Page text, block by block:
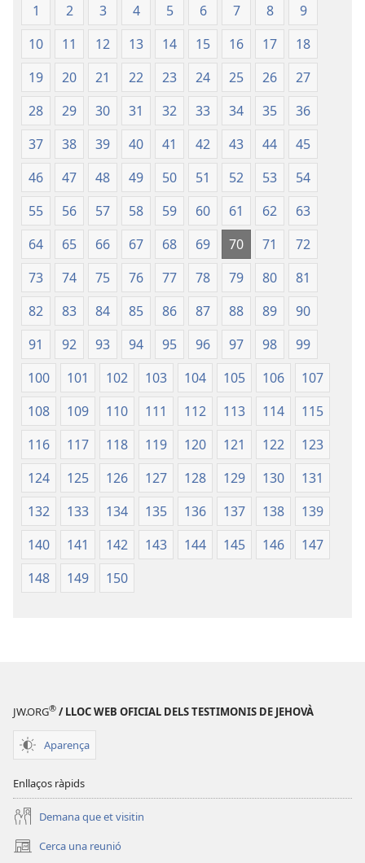
1 2 3 4 5 6 7 8
9
10
11 12 13 14 15 16 17
18
19
20 21 22 23 24 25 26
27
28
29 30 31 32 33 34 35
36
37
38 39 40 41 42 43 44
45
46
47 48 49 50 51 52 53
54
55
56 57 58 59 60 61 62
63
64
65 66 67 68 69 70 71
72
73
74 75 76 77 78 79 80
81
82
83 84 85 86 87 88 89
90
91
92 93 94 95 96 97 98
99
100
101 102 103 104 105 106
107
108
109 110 111 112 113 114
115
116
117 118 119 120 121 122
123
124
125 126 127 128 129 130
131
132
133 134 135 136 137 138
139
140
141 142 143 144 145 146
147
148
149 150
JW.ORG® / LLOC WEB OFICIAL DELS TESTIMONIS DE JEHOVÀ
Aparença
Enllaços ràpids
Demana que et visitin
Cerca una reunió
(obre